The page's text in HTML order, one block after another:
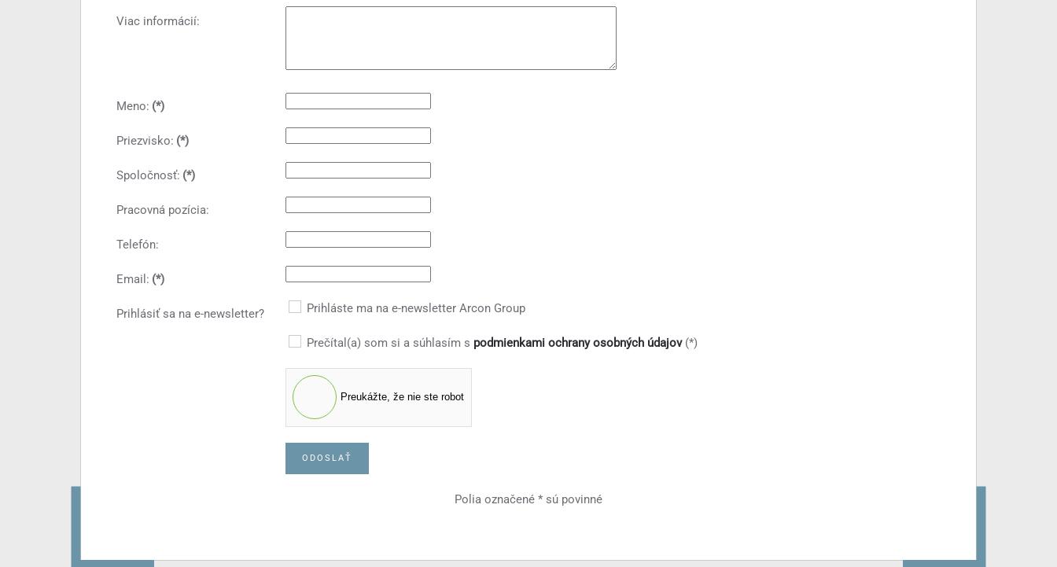
Viac informácií:
Meno: (*)
Priezvisko: (*)
Spoločnosť: (*)
Pracovná pozícia:
Telefón:
Email: (*)
Prihlásiť sa na e-newsletter? Prihláste ma na e-newsletter Arcon Group
Prečítal(a) som si a súhlasím s podmienkami ochrany osobných údajov(*)
Preukážte, že nie ste robot
ODOSLAŤ
Polia označené * sú povinné